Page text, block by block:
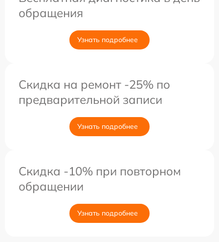
обращения
Узнать подробнее
Скидка на ремонт -25% по
предварительной записи
Узнать подробнее
Скидка -10% при повторном
обращении
Узнать подробнее